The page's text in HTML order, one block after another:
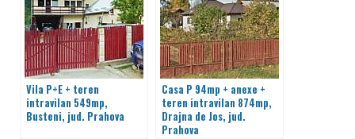
Vila P+E + teren
intravilan 549mp,
Busteni, jud. Prahova
Casa P 94mp + anexe +
teren intravilan 874mp,
Drajna de Jos, jud.
Prahova